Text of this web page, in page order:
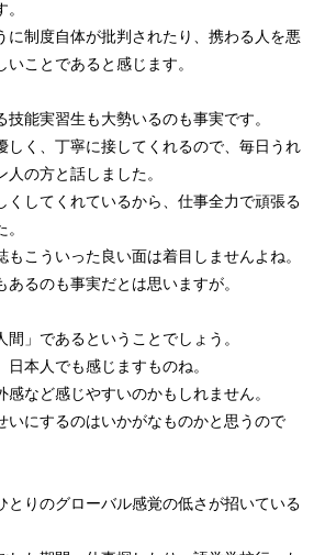
に制度自体が批判されたり、携わる人を悪
いことであると感じます。
能実習生も大勢いるのも事実です。
しく、丁寧に接してくれるので、毎日うれ
人の方と話しました。
くしてくれているから、仕事全力で頑張る
もこういった良い面は着目しませんよね。
るのも事実だとは思いますが。
間」であるということでしょう。
本人でも感じますものね。
など感じやすいのかもしれません。
いにするのはいかがなものかと思うので
とりのグローバル感覚の低さが招いている